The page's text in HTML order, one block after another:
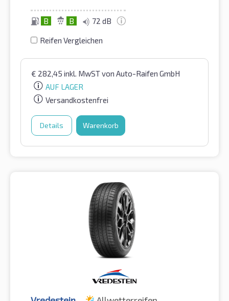
B B 72 dB
Reifen Vergleichen
€ 282,45 inkl. MwSTvon Auto-Raifen GmbH
AUF LAGER
Versandkostenfrei
Details Warenkorb